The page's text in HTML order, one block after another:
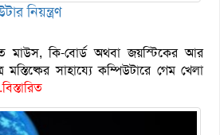
নিয়ন্ত্রণ
মাউস, কি-বোর্ড অথবা জয়স্টিকের আর
সাহায্যে কম্পিউটারে গেম খেলা